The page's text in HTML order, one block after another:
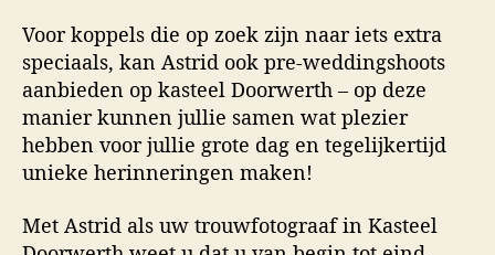
Voor koppels die op zoek zijn naar iets extra
speciaals, kan Astrid ook pre-weddingshoots
aanbieden op kasteel Doorwerth – op deze
manier kunnen jullie samen wat plezier
hebben voor jullie grote dag en tegelijkertijd
unieke herinneringen maken!
Met Astrid als uw trouwfotograaf in Kasteel